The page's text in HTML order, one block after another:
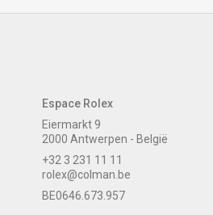
Espace Rolex
Eiermarkt 9
2000 Antwerpen - België
+32 3 231 11 11
rolex@colman.be
BE0646.673.957